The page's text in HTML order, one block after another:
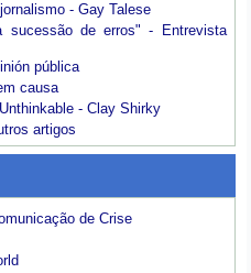
- Gay Talese
sucessão de erros" - Entrevista
pública
causa
- Clay Shirky
artigos
de Crise